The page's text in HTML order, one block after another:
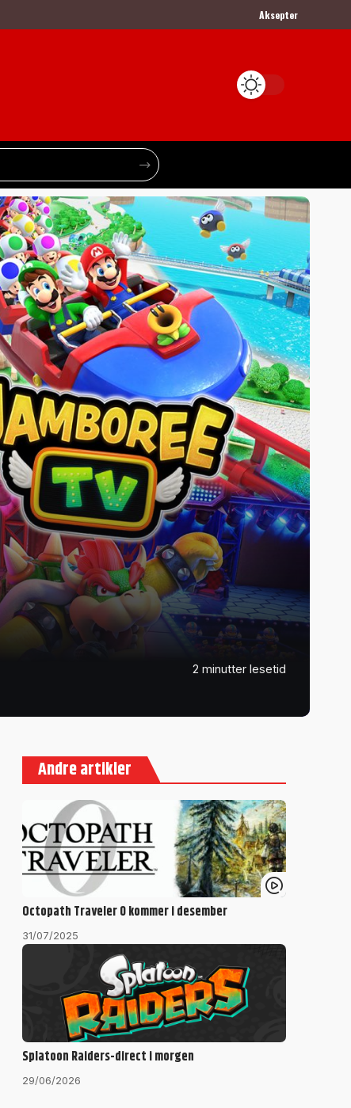
Aksepter
2 minutter lesetid
Andre artikler
Octopath Traveler 0 kommer i desember
31/07/2025
Splatoon Raiders-direct i morgen
29/06/2026